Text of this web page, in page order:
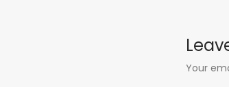
Your